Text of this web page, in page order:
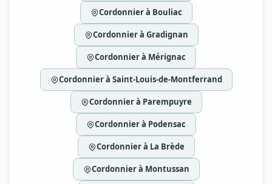
Cordonnier à Bouliac
Cordonnier à Gradignan
Cordonnier à Mérignac
Cordonnier à Saint-Louis-de-Montferrand
Cordonnier à Parempuyre
Cordonnier à Podensac
Cordonnier à La Brède
Cordonnier à Montussan